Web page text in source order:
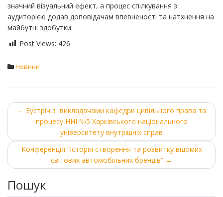
значний візуальний ефект, а процес спілкування з
аудиторією додав доповідачам впевненості та натхнення на
майбутні здобутки.
Post Views: 426
Новини
Post
navigation
← Зустріч з викладачами кафедри цивільного права та
процесу ННІ №5 Харківського національного
університету внутрішніх справ
Конференція “Історія створення та розвитку відомих
світових автомобільних брендів” →
Пошук